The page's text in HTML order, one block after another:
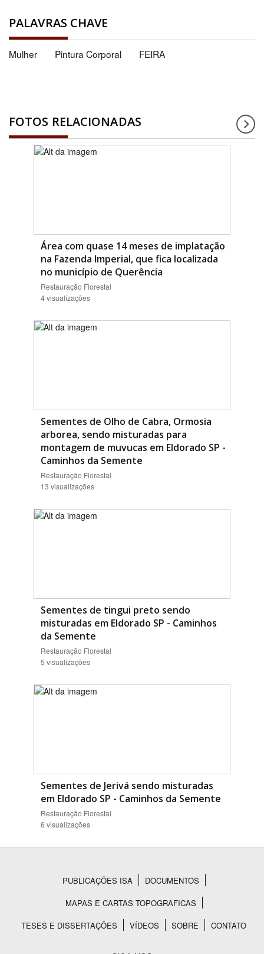
PALAVRAS CHAVE
Mulher Pintura Corporal FEIRA
FOTOS RELACIONADAS
Área com quase 14 meses de implatação
na Fazenda Imperial, que fica localizada
no município de Querência
Restauração Florestal
4 visualizações
Sementes de Olho de Cabra, Ormosia
arborea, sendo misturadas para
montagem de muvucas em Eldorado SP -
Caminhos da Semente
Restauração Florestal
13 visualizações
Sementes de tingui preto sendo
misturadas em Eldorado SP - Caminhos
da Semente
Restauração Florestal
5 visualizações
Sementes de Jerivá sendo misturadas
em Eldorado SP - Caminhos da Semente
Restauração Florestal
6 visualizações
Rodapé
PUBLICAÇÕES ISA
DOCUMENTOS
MAPAS E CARTAS TOPOGRAFICAS
TESES E DISSERTAÇÕES
VÍDEOS SOBRE CONTATO